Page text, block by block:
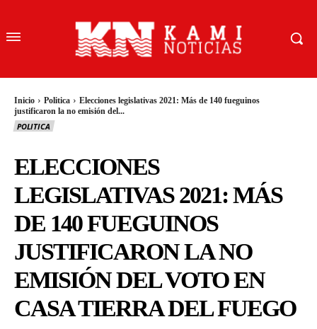
Inicio Politica
Elecciones legislativas 2021: Más de 140 fueguinos
justificaron la no emisión del...
POLITICA
ELECCIONES
LEGISLATIVAS 2021: MÁS
DE 140 FUEGUINOS
JUSTIFICARON LA NO
EMISIÓN DEL VOTO EN
CASA TIERRA DEL FUEGO